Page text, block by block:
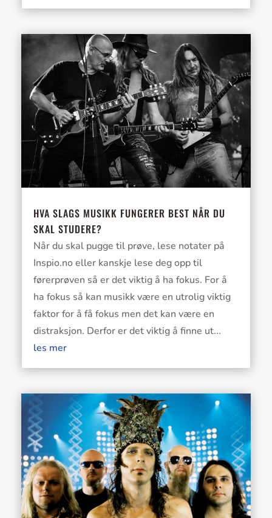
HVA SLAGS MUSIKK FUNGERER BEST NÅR DU
SKAL STUDERE?
Når du skal pugge til prøve, lese notater på
Inspio.no eller kanskje lese deg opp til
førerprøven så er det viktig å ha fokus. For å
ha fokus så kan musikk være en utrolig viktig
faktor for å få fokus men det kan være en
distraksjon. Derfor er det viktig å finne ut...
les mer